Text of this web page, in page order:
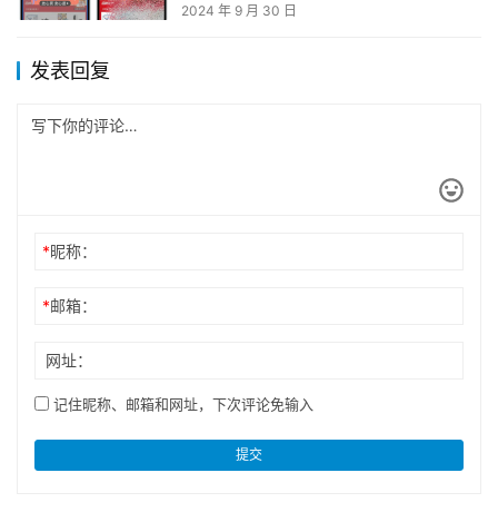
2024 年 9 月 30 日
发表回复
*昵称：
*邮箱：
网址：
记住昵称、邮箱和网址，下次评论免输入
提交